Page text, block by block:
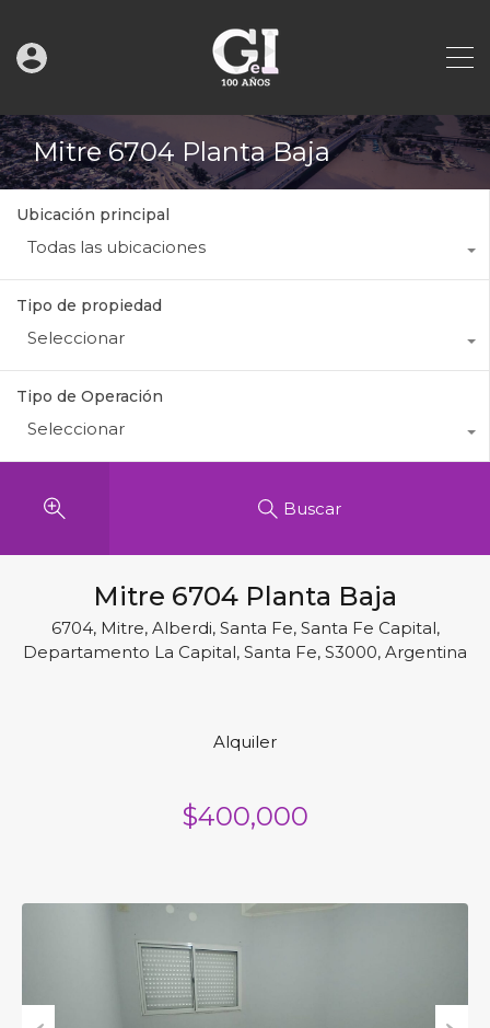
Mitre 6704 Planta Baja
Ubicación principal
Todas las ubicaciones
Tipo de propiedad
Seleccionar
Tipo de Operación
Seleccionar
Buscar
Mitre 6704 Planta Baja
6704, Mitre, Alberdi, Santa Fe, Santa Fe Capital,
Departamento La Capital, Santa Fe, S3000, Argentina
Alquiler
$400,000